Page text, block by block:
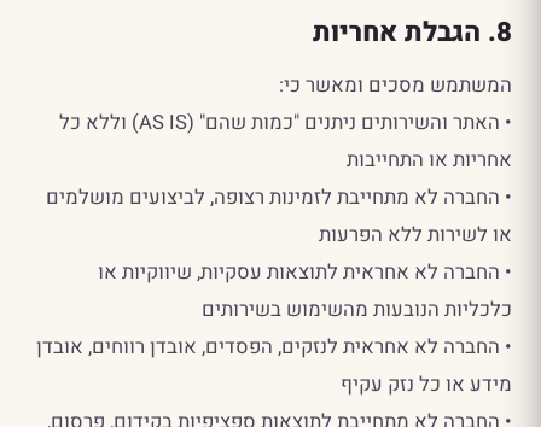
8. הגבלת אחריות
המשתמש מסכים ומאשר כי:
• האתר והשירותים ניתנים "כמות שהם" (AS IS) וללא כל
אחריות או התחייבות
• החברה לא מתחייבת לזמינות רצופה, לביצועים מושלמים
או לשירות ללא הפרעות
• החברה לא אחראית לתוצאות עסקיות, שיווקיות או
כלכליות הנובעות מהשימוש בשירותים
• החברה לא אחראית לנזקים, הפסדים, אובדן רווחים, אובדן
מידע או כל נזק עקיף